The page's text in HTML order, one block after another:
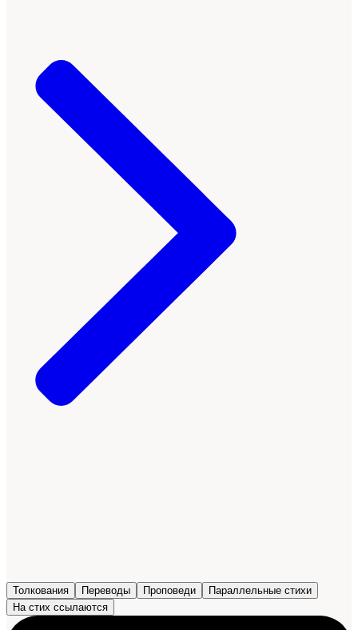
Толкования Переводы Проповеди
Параллельные стихи
На стих ссылаются